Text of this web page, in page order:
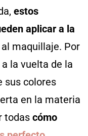
estos
aplicar a la
maquillaje. Por
la vuelta de la
sus colores
en la materia
todas cómo